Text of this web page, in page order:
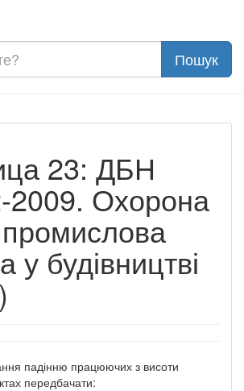
23: ДБН
2009. Охорона
промислова
у будівництві
падінню працюючих з висоти
передбачати: